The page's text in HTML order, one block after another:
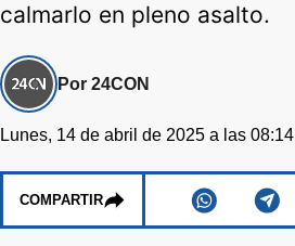
calmarlo en pleno asalto.
Por 24CON
Lunes, 14 de abril de 2025 a las 08:14
COMPARTIR